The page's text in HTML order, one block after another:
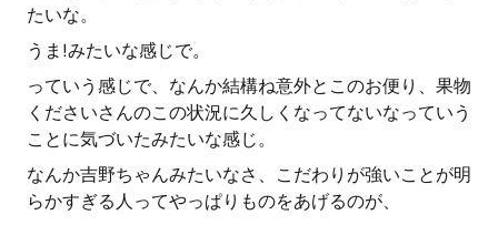
たいな。
うま!みたいな感じで。
っていう感じで、なんか結構ね意外とこのお便り、果物
くださいさんのこの状況に久しくなってないなっていう
ことに気づいたみたいな感じ。
なんか吉野ちゃんみたいなさ、こだわりが強いことが明
らかすぎる人ってやっぱりものをあげるのが、